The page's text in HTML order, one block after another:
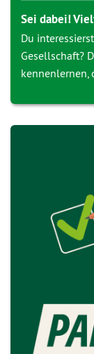
Sei dabei!
Du
Gesellschaft?
kennenlernen,